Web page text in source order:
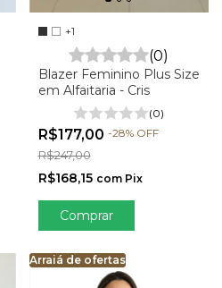
+1
(0)
Blazer Feminino Plus Size
em Alfaitaria - Cris
(0)
R$177,00 -28% OFF
R$247,00
R$168,15 com Pix
Comprar
Arraiá de ofertas
Arraiá de ofertas
Arraiá de ofertas